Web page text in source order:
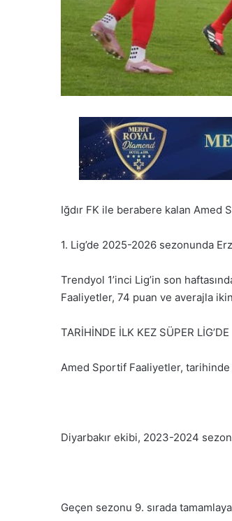
Iğdır FK ile berabere kalan Amed
1. Lig’de 2025-2026 sezonunda
Trendyol 1’inci Lig’in son
Faaliyetler, 74 puan ve averajla
TARİHİNDE İLK KEZ SÜPER LİG’DE
Amed Sportif Faaliyetler, tarihinde
Diyarbakır ekibi, 2023-2024
Geçen sezonu 9. sırada